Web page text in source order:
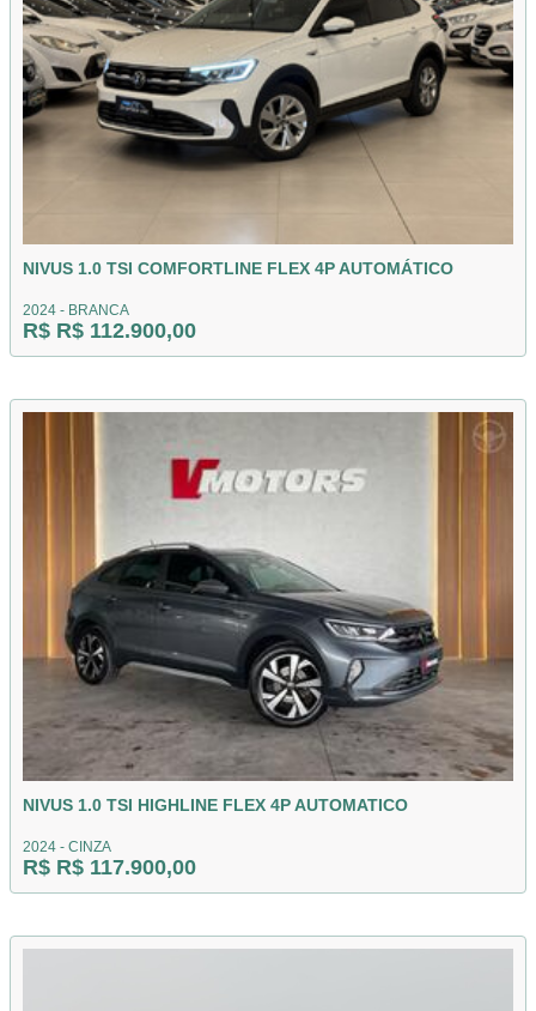
NIVUS 1.0 TSI COMFORTLINE FLEX 4P AUTOMÁTICO
2024 - BRANCA
R$ R$ 112.900,00
NIVUS 1.0 TSI HIGHLINE FLEX 4P AUTOMATICO
2024 - CINZA
R$ R$ 117.900,00